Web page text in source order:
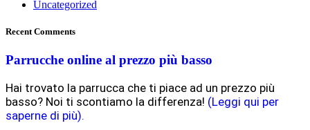
Uncategorized
Recent Comments
Parrucche online al prezzo più basso
Hai trovato la parrucca che ti piace ad un prezzo più
basso? Noi ti scontiamo la differenza! (Leggi qui per
saperne di più).